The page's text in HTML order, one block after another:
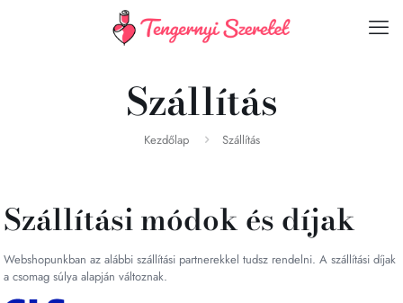
Szállítás
Kezdőlap Szállítás
Szállítási módok és díjak
Webshopunkban az alábbi szállítási partnerekkel tudsz rendelni. A szállítási díjak
a csomag súlya alapján változnak.